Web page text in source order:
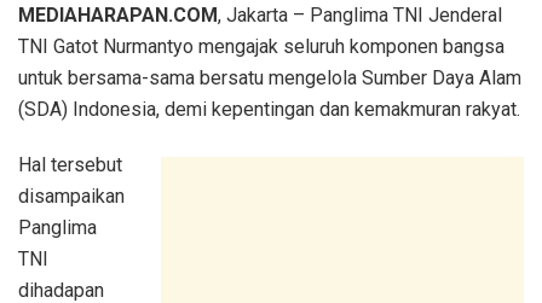
MEDIAHARAPAN.COM, Jakarta – Panglima TNI Jenderal
TNI Gatot Nurmantyo mengajak seluruh komponen bangsa
untuk bersama-sama bersatu mengelola Sumber Daya Alam
(SDA) Indonesia, demi kepentingan dan kemakmuran rakyat.
Hal tersebut
disampaikan
Panglima
TNI
dihadapan